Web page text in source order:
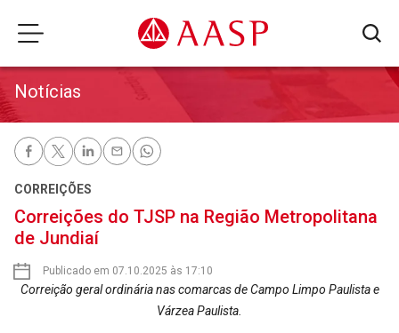
Notícias
CORREIÇÕES
Correições do TJSP na Região Metropolitana
de Jundiaí
Publicado em 07.10.2025 às 17:10
Correição geral ordinária nas comarcas de Campo Limpo Paulista e
Várzea Paulista.